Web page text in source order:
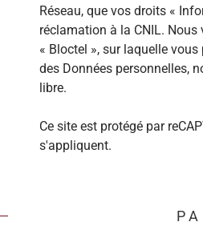
Réseau, que vos droits «
réclamation à la CNIL.
« Bloctel », sur laquelle
des Données personnelles,
libre.
Ce site est protégé par
s'appliquent.